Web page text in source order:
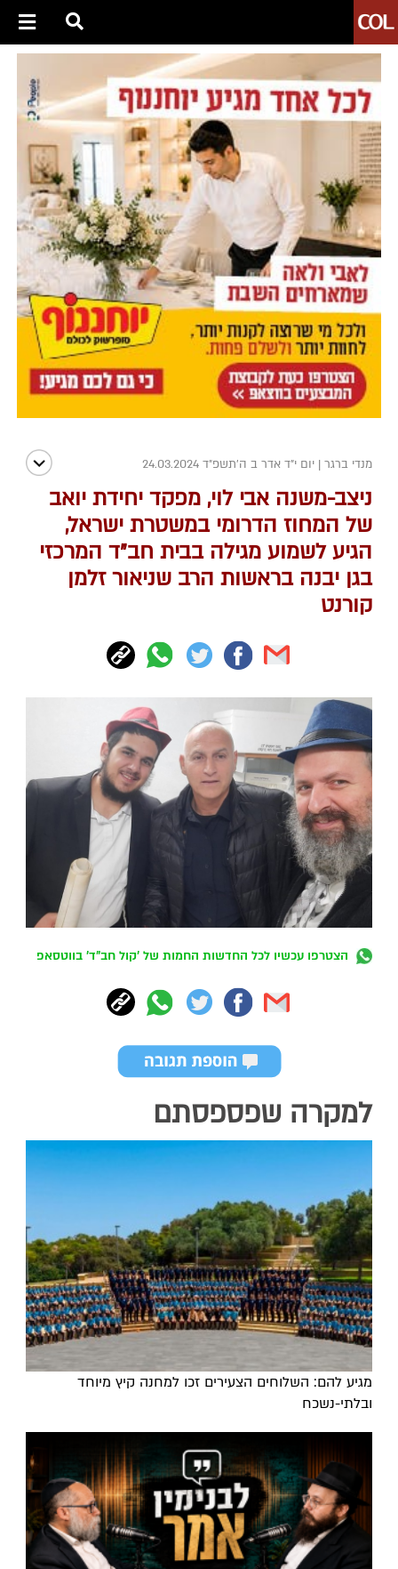
מנדי ברגר | יום י"ד אדר ב ה׳תשפ״ד 24.03.2024
ניצב-משנה אבי לוי, מפקד יחידת יואב
של המחוז הדרומי במשטרת ישראל,
הגיע לשמוע מגילה בבית חב"ד המרכזי
בגן יבנה בראשות הרב שניאור זלמן
קורנט
הצטרפו עכשיו לכל החדשות החמות של 'קול חב"ד' בווטסאפ
למקרה שפספסתם
מגיע להם: השלוחים הצעירים זכו למחנה קיץ מיוחד
ובלתי-נשכח